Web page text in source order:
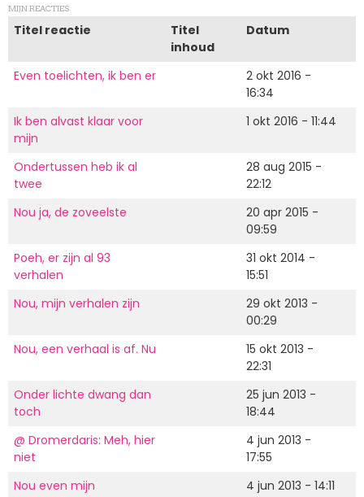
MIJN REACTIES
Titel reactie
Titel
inhoud
Datum
Even toelichten, ik ben er
2 okt 2016 -
16:34
Ik ben alvast klaar voor
mijn
1 okt 2016 - 11:44
Ondertussen heb ik al
twee
28 aug 2015 -
22:12
Nou ja, de zoveelste
20 apr 2015 -
09:59
Poeh, er zijn al 93
verhalen
31 okt 2014 -
15:51
Nou, mijn verhalen zijn
29 okt 2013 -
00:29
Nou, een verhaal is af. Nu
15 okt 2013 -
22:31
Onder lichte dwang dan
toch
25 jun 2013 -
18:44
@ Dromerdaris: Meh, hier
niet
4 jun 2013 -
17:55
Nou even mijn
4 jun 2013 - 14:11